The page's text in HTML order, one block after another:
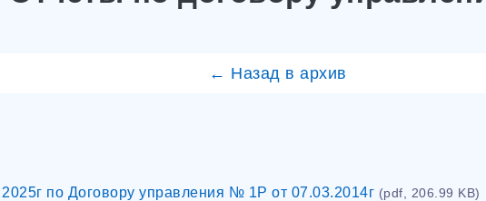
← Назад в архив
2025г по Договору управления № 1Р от 07.03.2014г (pdf, 206.99 KB)